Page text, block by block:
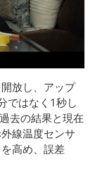
放し、アップ
ではなく1秒し
去の結果と現在
線温度センサ
高め、誤差